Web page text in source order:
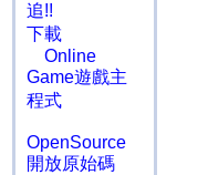
追!!
下載
Online
Game遊戲主
程式
OpenSource
開放原始碼